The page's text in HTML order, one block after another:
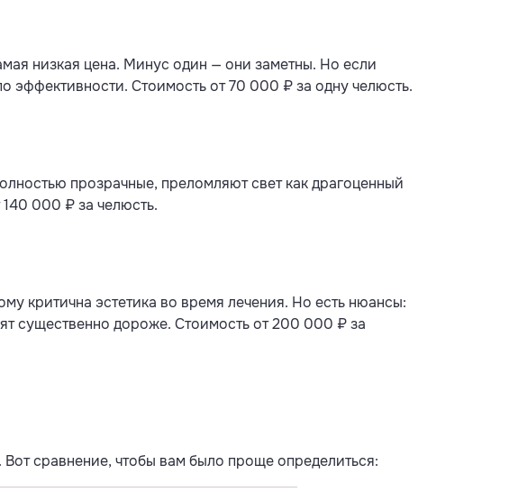
низкая цена. Минус один — они заметны. Но если
эффективности. Стоимость от 70 000 ₽ за одну челюсть.
прозрачные, преломляют свет как драгоценный
000 ₽ за челюсть.
критична эстетика во время лечения. Но есть нюансы:
существенно дороже. Стоимость от 200 000 ₽ за
сравнение, чтобы вам было проще определиться: